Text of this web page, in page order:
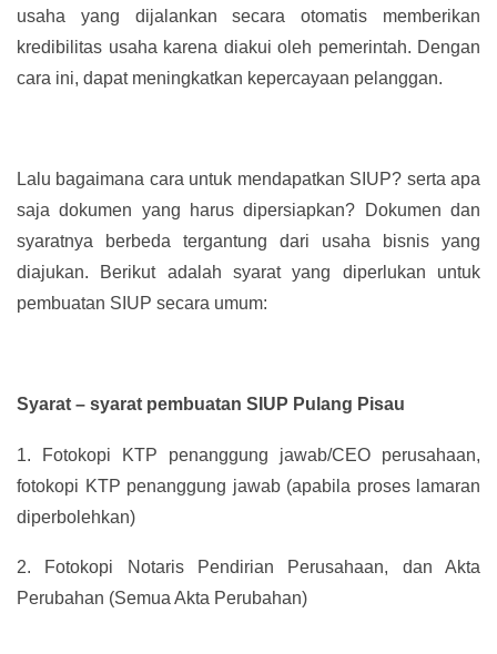
usaha yang dijalankan secara otomatis memberikan
kredibilitas usaha karena diakui oleh pemerintah. Dengan
cara ini, dapat meningkatkan kepercayaan pelanggan.
Lalu bagaimana cara untuk mendapatkan SIUP? serta apa
saja dokumen yang harus dipersiapkan? Dokumen dan
syaratnya berbeda tergantung dari usaha bisnis yang
diajukan. Berikut adalah syarat yang diperlukan untuk
pembuatan SIUP secara umum:
Syarat – syarat pembuatan SIUP Pulang Pisau
1.
Fotokopi KTP penanggung jawab/CEO perusahaan,
fotokopi KTP penanggung jawab (apabila proses lamaran
diperbolehkan)
2.
Fotokopi Notaris Pendirian Perusahaan, dan Akta
Perubahan (Semua Akta Perubahan)